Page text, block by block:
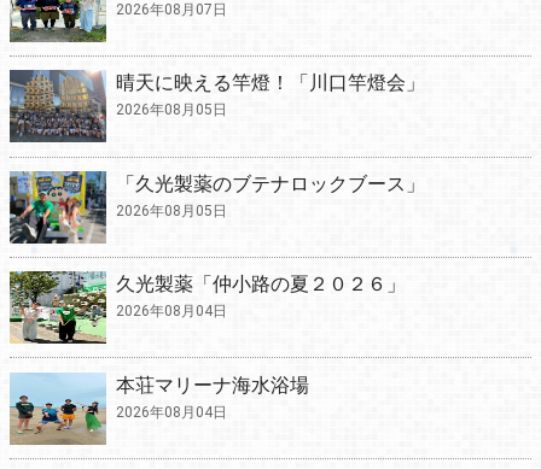
2026年08月07日
晴天に映える竿燈！「川口竿燈会」
2026年08月05日
「久光製薬のブテナロックブース」
2026年08月05日
久光製薬「仲小路の夏２０２６」
2026年08月04日
本荘マリーナ海水浴場
2026年08月04日